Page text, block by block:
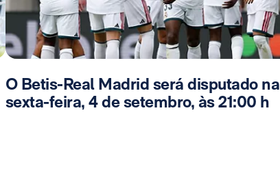
O Betis-Real Madrid será disputado na
sexta-feira, 4 de setembro, às 21:00 h